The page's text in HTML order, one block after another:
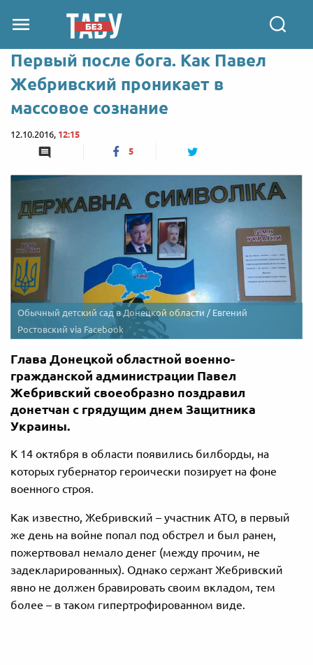
Первый после бога. Как Павел
Жебривский проникает в
массовое сознание
12.10.2016, 12:15
5
Обычный детский сад в Донецкой области / Евгений
Ростовский via Facebook
Глава Донецкой областной военно-
гражданской администрации Павел
Жебривский своеобразно поздравил
донетчан с грядущим днем Защитника
Украины.
К 14 октября в области появились билборды, на
которых губернатор героически позирует на фоне
военного строя.
Как известно, Жебривский – участник АТО, в первый
же день на войне попал под обстрел и был ранен,
пожертвовал немало денег (между прочим, не
задекларированных). Однако сержант Жебривский
явно не должен бравировать своим вкладом, тем
более – в таком гипертрофированном виде.